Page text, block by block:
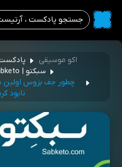
اکو موسیقی
سبکتو | Sabketo (فارسی)
چطور جف بزوس اولین
نابود